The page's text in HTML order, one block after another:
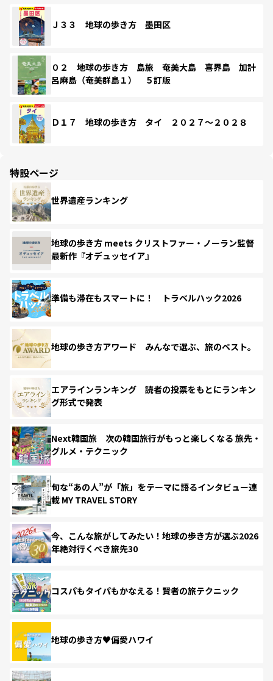
Ｊ３３ 地球の歩き方 墨田区
０２ 地球の歩き方 島旅 奄美大島 喜界島 加計
呂麻島（奄美群島１） ５訂版
Ｄ１７ 地球の歩き方 タイ ２０２７～２０２８
特設ページ
世界遺産ランキング
地球の歩き方 meets クリストファー・ノーラン監督
最新作『オデュッセイア』
準備も滞在もスマートに！ トラベルハック2026
地球の歩き方アワード みんなで選ぶ、旅のベスト。
エアラインランキング 読者の投票をもとにランキン
グ形式で発表
Next韓国旅 次の韓国旅行がもっと楽しくなる 旅先・
グルメ・テクニック
旬な“あの人”が「旅」をテーマに語るインタビュー連
載 MY TRAVEL STORY
今、こんな旅がしてみたい！地球の歩き方が選ぶ2026
年絶対行くべき旅先30
コスパもタイパもかなえる！賢者の旅テクニック
地球の歩き方♥偏愛ハワイ